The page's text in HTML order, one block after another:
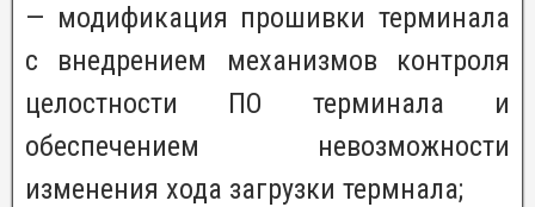
— модификация прошивки терминала
с внедрением механизмов контроля
целостности ПО терминала и
обеспечением невозможности
изменения хода загрузки термнала;